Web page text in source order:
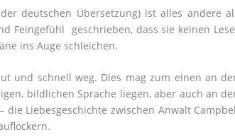
deutschen Übersetzung) ist alles andere
Feingefühl geschrieben, dass sie keinen
ins Auge schleichen.
und schnell weg. Dies mag zum einen an
bildlichen Sprache liegen, aber auch an
Liebesgeschichte zwischen Anwalt